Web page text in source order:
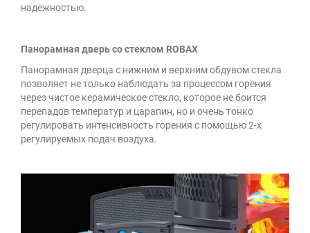
надежностью.
Панорамная дверь со стеклом ROBAX
Панорамная дверца с нижним и верхним обдувом стекла
позволяет не только наблюдать за процессом горения
через чистое керамическое стекло, которое не боится
перепадов температур и царапин, но и очень тонко
регулировать интенсивность горения с помощью 2-х
регулируемых подач воздуха.